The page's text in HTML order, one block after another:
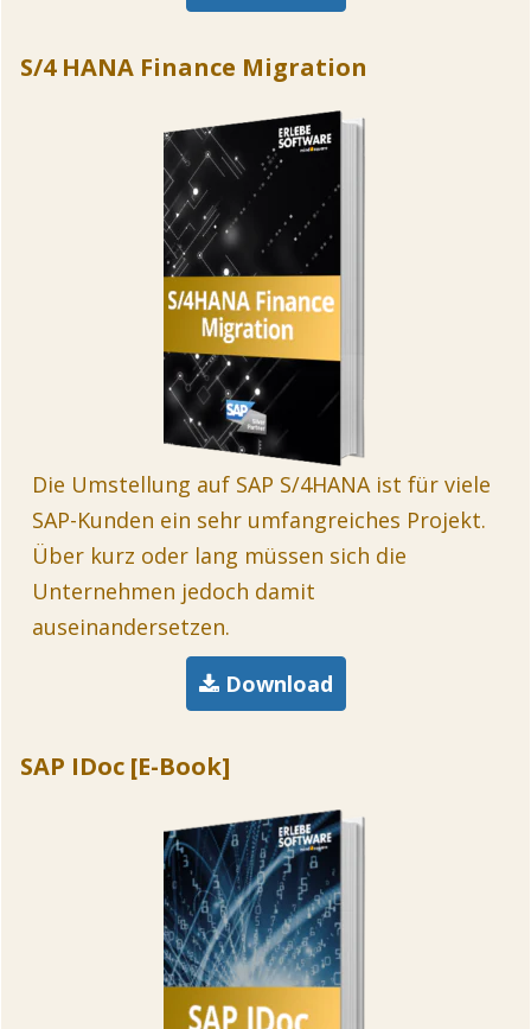
S/4 HANA Finance Migration
Die Umstellung auf SAP S/4HANA ist für viele
SAP-Kunden ein sehr umfangreiches Projekt.
Über kurz oder lang müssen sich die
Unternehmen jedoch damit
auseinandersetzen.
Download
SAP IDoc [E-Book]